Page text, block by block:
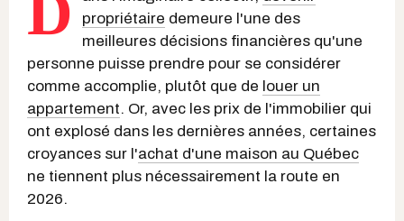
propriétaire demeure l'une des
meilleures décisions financières qu'une
personne puisse prendre pour se considérer
comme accomplie, plutôt que de louer un
appartement. Or, avec les prix de l'immobilier qui
ont explosé dans les dernières années, certaines
croyances sur l'achat d'une maison au Québec
ne tiennent plus nécessairement la route en
2026.